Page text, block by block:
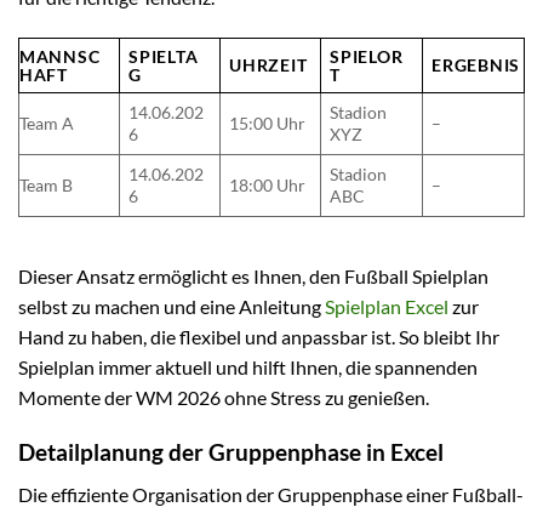
MANNSC
HAFT
SPIELTA
G
UHRZEIT
SPIELOR
T
ERGEBNIS
Team A
14.06.202
6
15:00 Uhr
Stadion
XYZ
–
Team B
14.06.202
6
18:00 Uhr
Stadion
ABC
–
Dieser Ansatz ermöglicht es Ihnen, den Fußball Spielplan
selbst zu machen und eine AnleitungSpielplan Excel zur
Hand zu haben, die flexibel und anpassbar ist. So bleibt Ihr
Spielplan immer aktuell und hilft Ihnen, die spannenden
Momente der WM 2026 ohne Stress zu genießen.
Detailplanung der Gruppenphase in Excel
Die effiziente Organisation der Gruppenphase einer Fußball-